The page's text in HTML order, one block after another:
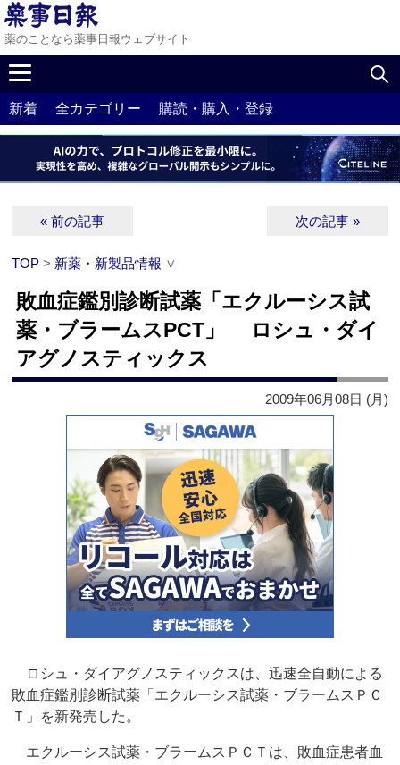
薬のことなら薬事日報ウェブサイト
新着 全カテゴリー 購読・購入・登録
« 前の記事 次の記事 »
TOP > 新薬・新製品情報 ∨
敗血症鑑別診断試薬「エクルーシス試
薬・ブラームスPCT」 ロシュ・ダイ
アグノスティックス
2009年06月08日 (月)
ロシュ・ダイアグノスティックスは、迅速全自動による
敗血症鑑別診断試薬「エクルーシス試薬・ブラームスＰＣ
Ｔ」を新発売した。
エクルーシス試薬・ブラームスＰＣＴは、敗血症患者血